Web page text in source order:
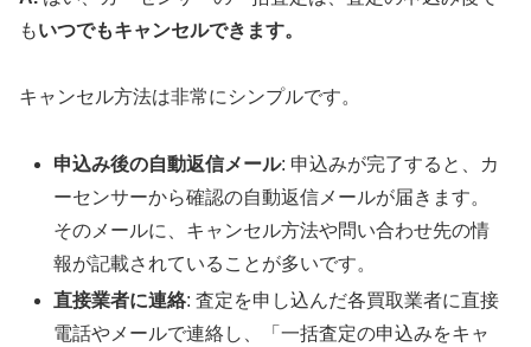
もいつでもキャンセルできます。
キャンセル方法は非常にシンプルです。
申込み後の自動返信メール: 申込みが完了すると、カ
ーセンサーから確認の自動返信メールが届きます。
そのメールに、キャンセル方法や問い合わせ先の情
報が記載されていることが多いです。
直接業者に連絡: 査定を申し込んだ各買取業者に直接
電話やメールで連絡し、「一括査定の申込みをキャ